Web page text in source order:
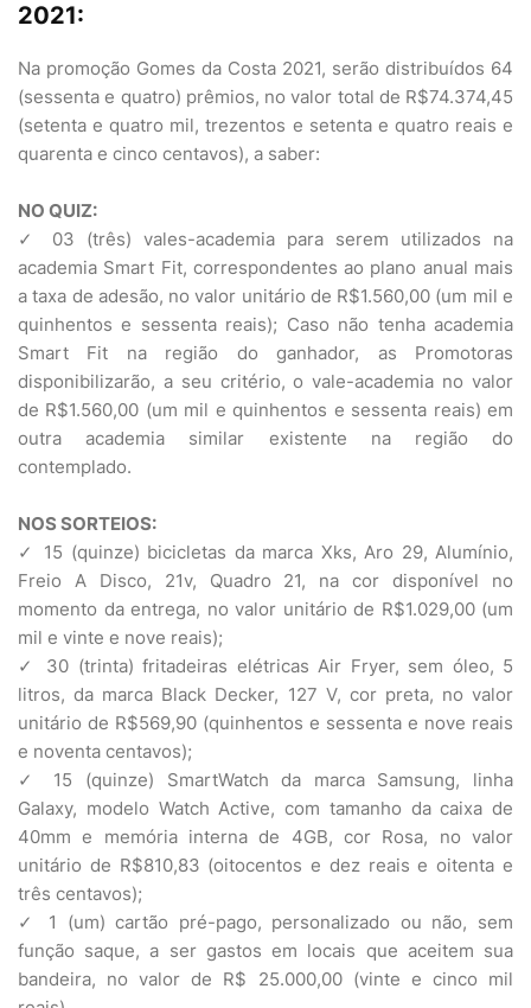
2021:
Na promoção Gomes da Costa 2021, serão distribuídos 64
(sessenta e quatro) prêmios, no valor total de R$74.374,45
(setenta e quatro mil, trezentos e setenta e quatro reais e
quarenta e cinco centavos), a saber:
NO QUIZ:
✓ 03 (três) vales-academia para serem utilizados na
academia Smart Fit, correspondentes ao plano anual mais
a taxa de adesão, no valor unitário de R$1.560,00 (um mil e
quinhentos e sessenta reais); Caso não tenha academia
Smart Fit na região do ganhador, as Promotoras
disponibilizarão, a seu critério, o vale-academia no valor
de R$1.560,00 (um mil e quinhentos e sessenta reais) em
outra academia similar existente na região do
contemplado.
NOS SORTEIOS:
✓ 15 (quinze) bicicletas da marca Xks, Aro 29, Alumínio,
Freio A Disco, 21v, Quadro 21, na cor disponível no
momento da entrega, no valor unitário de R$1.029,00 (um
mil e vinte e nove reais);
✓ 30 (trinta) fritadeiras elétricas Air Fryer, sem óleo, 5
litros, da marca Black Decker, 127 V, cor preta, no valor
unitário de R$569,90 (quinhentos e sessenta e nove reais
e noventa centavos);
✓ 15 (quinze) SmartWatch da marca Samsung, linha
Galaxy, modelo Watch Active, com tamanho da caixa de
40mm e memória interna de 4GB, cor Rosa, no valor
unitário de R$810,83 (oitocentos e dez reais e oitenta e
três centavos);
✓ 1 (um) cartão pré-pago, personalizado ou não, sem
função saque, a ser gastos em locais que aceitem sua
bandeira, no valor de R$ 25.000,00 (vinte e cinco mil